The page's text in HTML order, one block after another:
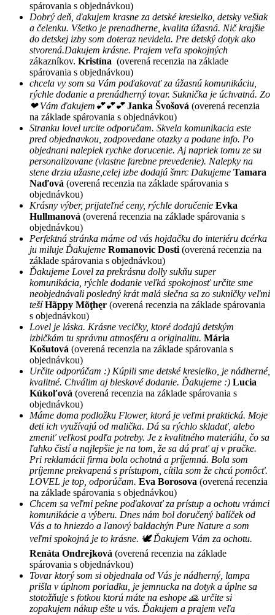
spárovania s objednávkou)
Dobrý deň, ďakujem krasne za detské kresielko, detsky vešiak
a čelenku. Všetko je prenadherne, kvalita úžasná. Nič krajšie
do detskej izby som doteraz nevidela. Pre detský dotyk ako
stvorená.Dakujem krásne. Prajem veľa spokojných
zákazníkov. Kristína (overená recenzia na základe
spárovania s objednávkou)
chcela vy som sa Vám poďakovať za úžasnú komunikáciu,
rýchle dodanie a prenádherný tovar. Suknička je úchvatná. Zo
❤ Vám ďakujem💕💕💕 Janka Švošová (overená recenzia
na základe spárovania s objednávkou)
Stranku lovel urcite odporučam. Skvela komunikacia este
pred objednavkou, zodpovedane otazky a podane info. Po
objednani nalepiek rychke dorucenie. Aj napriek tomu ze su
personalizovane (vlastne farebne prevedenie). Nalepky na
stene drzia užasne,celej izbe dodajú šmrc Dakujeme Tamara
Naďová (overená recenzia na základe spárovania s
objednávkou)
Krásny výber, prijateľné ceny, rýchle doručenie Evka
Hullmanová (overená recenzia na základe spárovania s
objednávkou)
Perfektná stránka máme od vás hojdačku do interiéru dcérka
ju miluje Ďakujeme Romanovic Dosti (overená recenzia na
základe spárovania s objednávkou)
Ďakujeme Lovel za prekrásnu dolly sukňu super
komunikácia, rýchle dodanie veľká spokojnosť určite sme
neobjednávali posledný krát malá slečna sa zo sukničky veľmi
tešíHãppy Mõţhęr (overená recenzia na základe spárovania
s objednávkou)
Lovel je láska. Krásne vecičky, ktoré dodajú detským
izbičkám tu správnu atmosféru a originalitu. Mária
Košutová (overená recenzia na základe spárovania s
objednávkou)
Určite odporúčam :) Kúpili sme detské kresielko, je nádherné,
kvalitné. Chválim aj bleskové dodanie. Ďakujeme :) Lucia
Kúkoľová (overená recenzia na základe spárovania s
objednávkou)
Máme doma podložku Flower, ktorá je veľmi praktická. Moje
deti ich využívajú od malička. Dá sa rýchlo skladať, alebo
zmeniť veľkost podľa potreby. Je z kvalitného materiálu, čo sa
ľahko čistí a najlepšie je na tom, že sa dá prať aj v pračke.
Pri reklamácii firma bola ochotná a príjemná. Bola som
príjemne prekvapená s prístupom, cítila som že chcú pomôcť.
LOVEL je top, odporúčam. Eva Borosova (overená recenzia
na základe spárovania s objednávkou)
Chcem sa veľmi pekne poďakovať za prístup a ochotu vrámci
komunikácie a výberu. Dnes nám bol doručený balíček od
Vás a to hniezdo a ľanový baldachýn Pure Nature a som
veľmi spokojná je to krásne. 🕊 Ďakujem Vám za ochotu.
Renáta Ondrejková (overená recenzia na základe
spárovania s objednávkou)
Tovar ktorý som si objednala od Vás je nádherný, lampa
prišla v úplnom poriadku, je jemnucka na dotyk a úplne sa
stotožňuje s fotkou ktorú máte na eshope 🙏 určite si
zopakujem nákup ešte u vás. Ďakujem a prajem veľa